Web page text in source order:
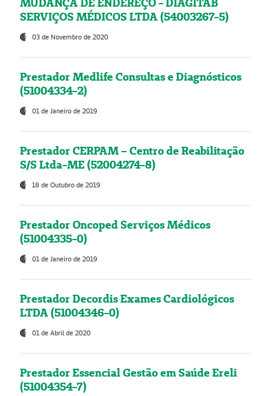
SERVIÇOS MÉDICOS LTDA (54003267-5)
03 de Novembro de 2020
Prestador Medlife Consultas e Diagnósticos
(51004334-2)
01 de Janeiro de 2019
Prestador CERPAM – Centro de Reabilitação
S/S Ltda-ME (52004274-8)
18 de Outubro de 2019
Prestador Oncoped Serviços Médicos
(51004335-0)
01 de Janeiro de 2019
Prestador Decordis Exames Cardiológicos
LTDA (51004346-0)
01 de Abril de 2020
Prestador Essencial Gestão em Saúde Ereli
(51004354-7)